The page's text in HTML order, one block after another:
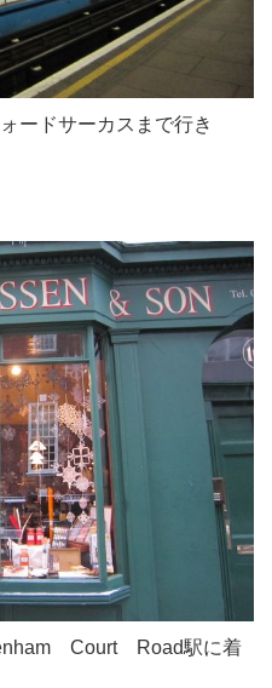
ードサーカスまで行き
Court Road駅に着